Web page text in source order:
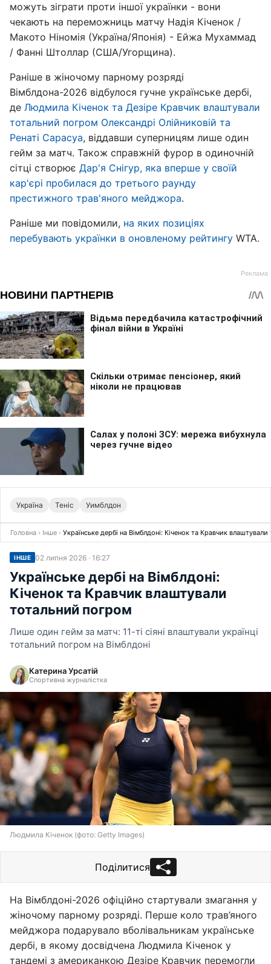
можуть зіграти проти іншої українки - вони
чекають на переможниць матчу Надія Кіченок /
Макото Ніномія (Україна/Японія) - Ейжа Мухаммад
/ Фанні Штоллар (США/Угорщина).
Раніше в жіночому парному розряді
Вімблдона-2026 відбулося гучне українське дербі,
де Людмила Кіченок та Дезіре Кравчик влаштували
тотальний погром Олександрі Олійниковій та
Ренаті Сарасуа, віддавши суперницям лише один
гейм за матч. Також справжній фурор в одиночній
сітці створює Дар'я Снігур, яка вперше у своїй
кар'єрі пробилася до третього раунду
престижного трав'яного мейджора.
Раніше ми повідомили, на яких позиціях
перебувають українки в оновленому рейтингу WTA.
Україна Теніс Уимблдон
Головна › Інше › Українське дербі на Вімблдоні: Кіченок та Кравчик
ІНШЕ 02 липня 2026 · 16:27
Українське дербі на Вімблдоні:
Кіченок та Кравчик влаштували
тотальний погром
Лише один гейм за матч: 11-ті сіяні влаштували українці
тотальний погром на Вімблдоні
Катерина Урсатій
Спортивна журналістка
Людмила Кіченок (фото: Getty Images)
Поділитися
На Вімблдоні-2026 офіційно стартували змагання у
жіночому парному розряді. Перше коло трав’яного
мейджора подарувало вболівальникам українське
дербі, в якому досвідчена Людмила Кіченок у
тандемі з американкою Дезіре Кравчик перемогли